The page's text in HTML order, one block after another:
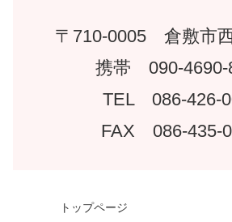
〒710-0005 倉敷市
携帯 090-4690-
TEL 086-426-
FAX 086-435-
トップページ